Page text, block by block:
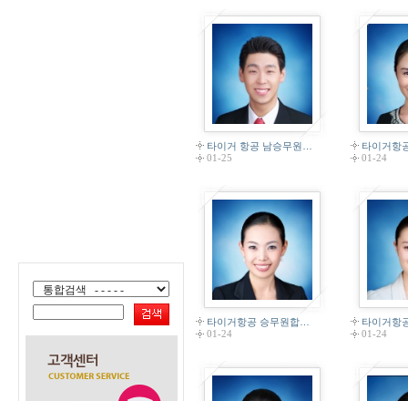
타이거 항공 남승무원…
01-25
타이거항
01-24
타이거항공 승무원합…
01-24
타이거항
01-24